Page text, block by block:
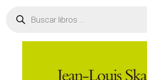
productos